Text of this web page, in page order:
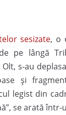
sesizate, o
pe lângă
Olt, s-au
şi
legist din
se arată